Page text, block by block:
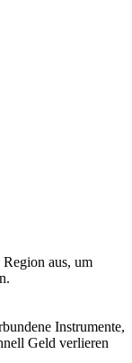
aus, um
Instrumente,
Geld verlieren